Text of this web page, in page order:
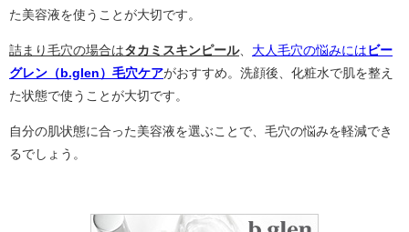
た美容液を使うことが大切です。
詰まり毛穴の場合はタカミスキンピール、 大人毛穴の悩みには ビー
グレン（b.glen）毛穴ケアがおすすめ。洗顔後、化粧水で肌を整え
た状態で使うことが大切です。
自分の肌状態に合った美容液を選ぶことで、毛穴の悩みを軽減でき
るでしょう。